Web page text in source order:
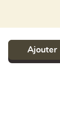
Ajouter